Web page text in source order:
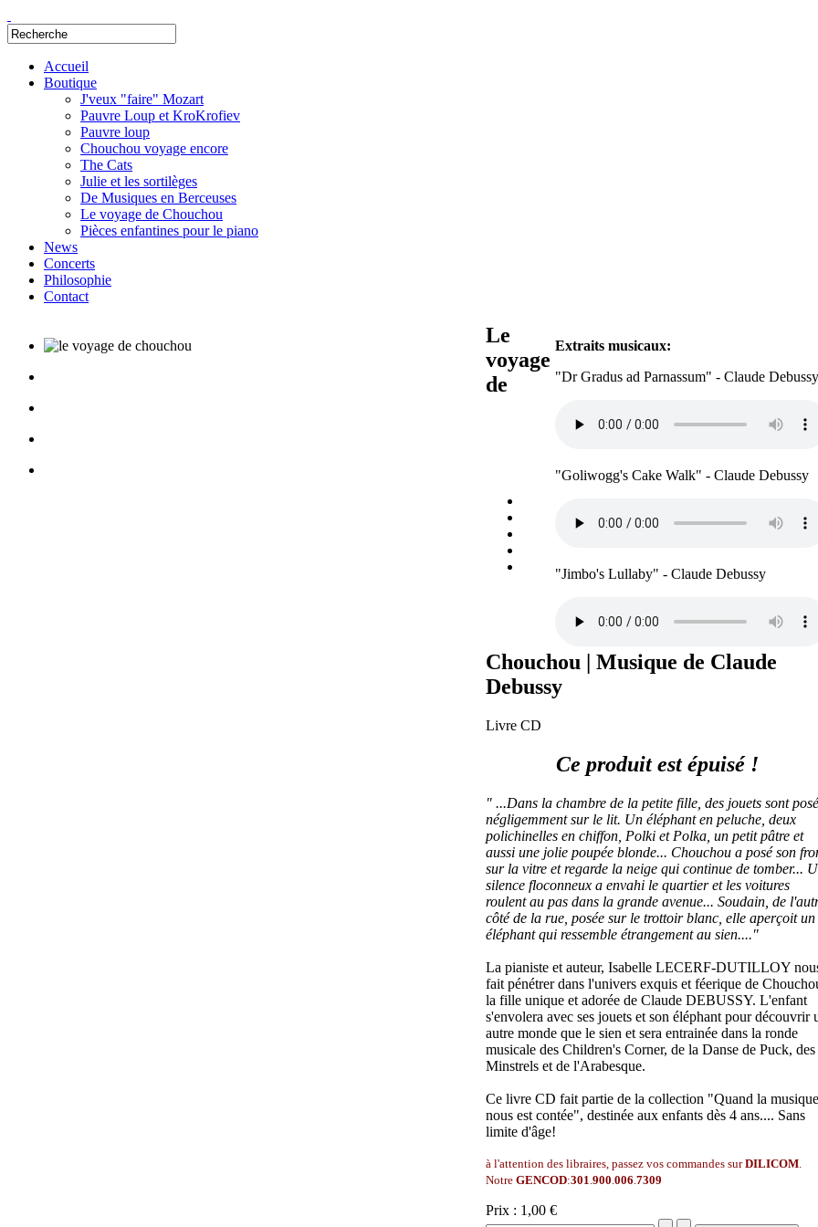
Accueil
Boutique
J'veux "faire" Mozart
Pauvre Loup et KroKrofiev
Pauvre loup
Chouchou voyage encore
The Cats
Julie et les sortilèges
De Musiques en Berceuses
Le voyage de Chouchou
Pièces enfantines pour le piano
News
Concerts
Philosophie
Contact
Extraits musicaux:
"Dr Gradus ad Parnassum" - Claude Debussy
"Goliwogg's Cake Walk" - Claude Debussy
"Jimbo's Lullaby" - Claude Debussy
Le
voyage
de
Chouchou | Musique de Claude
Debussy
Livre CD
Ce produit est épuisé !
" ...Dans la chambre de la petite fille, des jouets sont
négligemment sur le lit. Un éléphant en peluche, deux
polichinelles en chiffon, Polki et Polka, un petit pâtre et
aussi une jolie poupée blonde... Chouchou a posé son
sur la vitre et regarde la neige qui continue de tomber...
silence floconneux a envahi le quartier et les voitures
roulent au pas dans la grande avenue... Soudain, de
côté de la rue, posée sur le trottoir blanc, elle aperçoit un
éléphant qui ressemble étrangement au sien...."
La pianiste et auteur, Isabelle LECERF-DUTILLOY
fait pénétrer dans l'univers exquis et féerique de
la fille unique et adorée de Claude DEBUSSY. L'enfant
s'envolera avec ses jouets et son éléphant pour découvrir
autre monde que le sien et sera entrainée dans la ronde
musicale des Children's Corner, de la Danse de Puck, des
Minstrels et de l'Arabesque.
Ce livre CD fait partie de la collection "Quand la musique
nous est contée", destinée aux enfants dès 4 ans.... Sans
limite d'âge!
à l'attention des libraires, passez vos commandes surDILICOM
Notre GENCOD:301 900 006 7309
Prix : 1,00 €